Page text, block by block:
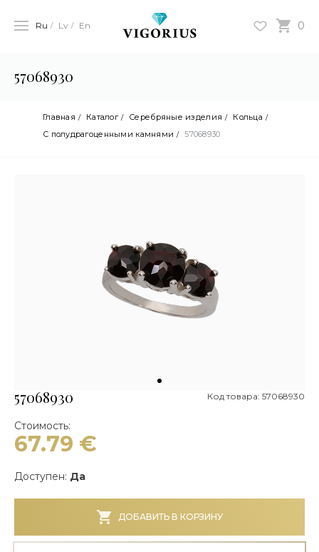
0
Ru Lv En
57068930
Главная Каталог Серебряные изделия
Кольца
С полудрагоценными камнями
57068930
57068930 Код товара: 57068930
Стоимость:
67.79 €
Доступен: Да
ДОБАВИТЬ В КОРЗИНУ